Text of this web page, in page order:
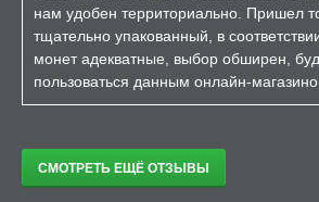
нам удобен территориально. Пришел
тщательно упакованный, в
монет адекватные, выбор обширен,
пользоваться данным онлайн-
СМОТРЕТЬ ЕЩЁ ОТЗЫВЫ